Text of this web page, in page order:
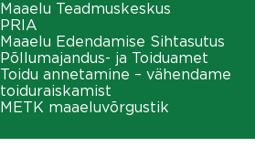
Maaelu Teadmuskeskus
PRIA
Maaelu Edendamise Sihtasutus
Põllumajandus- ja Toiduamet
Toidu annetamine – vähendame
toiduraiskamist
METK maaeluvõrgustik